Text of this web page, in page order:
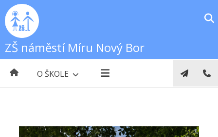
ZŠ náměstí Míru Nový Bor
O ŠKOLE